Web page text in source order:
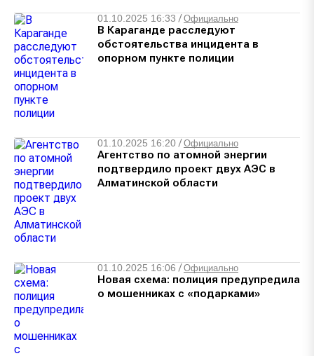
01.10.2025 16:33 /Официально
В Караганде расследуют
обстоятельства инцидента в
опорном пункте полиции
01.10.2025 16:20 /Официально
Агентство по атомной энергии
подтвердило проект двух АЭС в
Алматинской области
01.10.2025 16:06 /Официально
Новая схема: полиция предупредила
о мошенниках с «подарками»